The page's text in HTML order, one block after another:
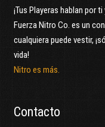
¡Tus Playeras hablan por
Fuerza Nitro Co. es un
cualquiera puede vestir,
vida!
Nitro es más.
Contacto